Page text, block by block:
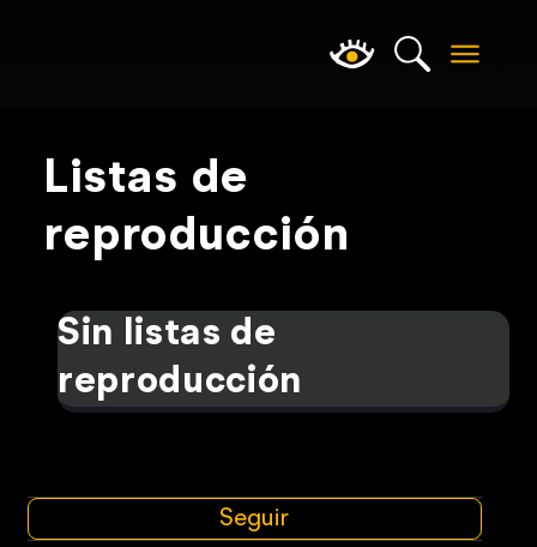
Seguir
Listas de
reproducción
Sin listas de
reproducción